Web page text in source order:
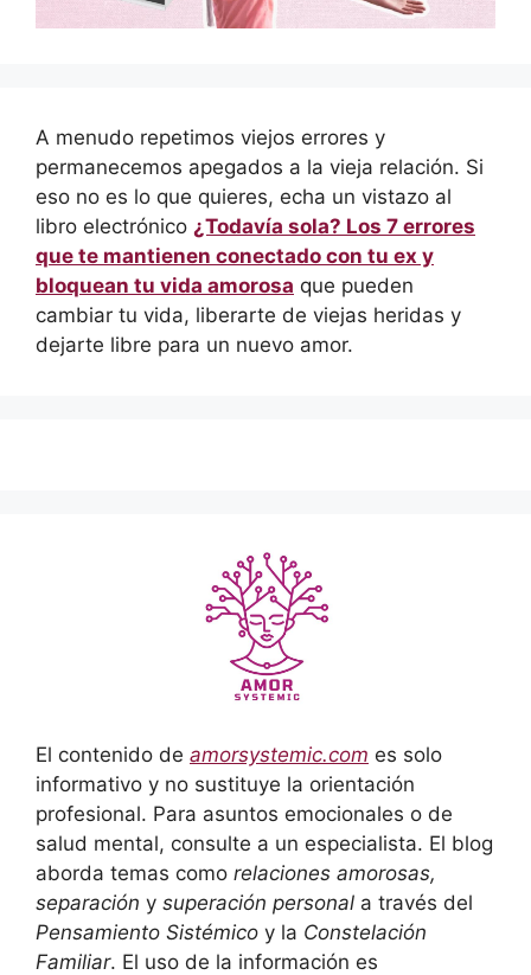
A menudo repetimos viejos errores y
permanecemos apegados a la vieja relación. Si
eso no es lo que quieres, echa un vistazo al
libro electrónico ¿Todavía sola? Los 7 errores
que te mantienen conectado con tu ex y
bloquean tu vida amorosa que pueden
cambiar tu vida, liberarte de viejas heridas y
dejarte libre para un nuevo amor.
El contenido de amorsystemic.com es solo
informativo y no sustituye la orientación
profesional. Para asuntos emocionales o de
salud mental, consulte a un especialista. El blog
aborda temas como relaciones amorosas,
separación y superación personal a través del
Pensamiento Sistémico y la Constelación
Familiar. El uso de la información es